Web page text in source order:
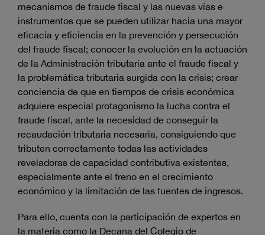
mecanismos de fraude fiscal y las nuevas vías e
instrumentos que se pueden utilizar hacia una mayor
eficacia y eficiencia en la prevención y persecución
del fraude fiscal; conocer la evolución en la actuación
de la Administración tributaria ante el fraude fiscal y
la problemática tributaria surgida con la crisis; crear
conciencia de que en tiempos de crisis económica
adquiere especial protagonismo la lucha contra el
fraude fiscal, ante la necesidad de conseguir la
recaudación tributaria necesaria, consiguiendo que
tributen correctamente todas las actividades
reveladoras de capacidad contributiva existentes,
especialmente ante el freno en el crecimiento
económico y la limitación de las fuentes de ingresos.
Para ello, cuenta con la participación de expertos en
la materia como la Decana del Colegio de